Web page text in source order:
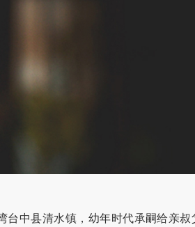
台中县清水镇，幼年时代承嗣给亲